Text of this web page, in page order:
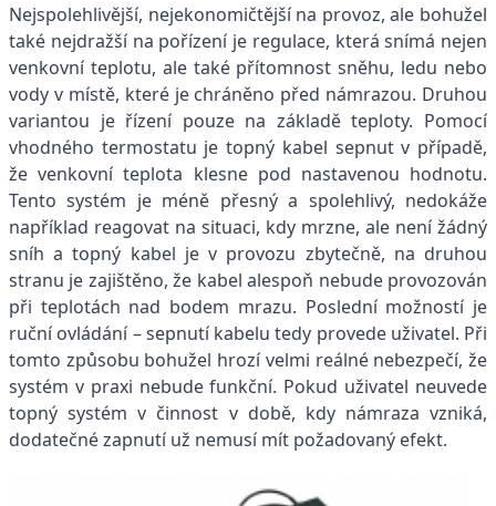
Nejspolehlivější, nejekonomičtější na provoz, ale bohužel
také nejdražší na pořízení je regulace, která snímá nejen
venkovní teplotu, ale také přítomnost sněhu, ledu nebo
vody v místě, které je chráněno před námrazou. Druhou
variantou je řízení pouze na základě teploty. Pomocí
vhodného termostatu je topný kabel sepnut v případě,
že venkovní teplota klesne pod nastavenou hodnotu.
Tento systém je méně přesný a spolehlivý, nedokáže
například reagovat na situaci, kdy mrzne, ale není žádný
sníh a topný kabel je v provozu zbytečně, na druhou
stranu je zajištěno, že kabel alespoň nebude provozován
při teplotách nad bodem mrazu. Poslední možností je
ruční ovládání – sepnutí kabelu tedy provede uživatel. Při
tomto způsobu bohužel hrozí velmi reálné nebezpečí, že
systém v praxi nebude funkční. Pokud uživatel neuvede
topný systém v činnost v době, kdy námraza vzniká,
dodatečné zapnutí už nemusí mít požadovaný efekt.